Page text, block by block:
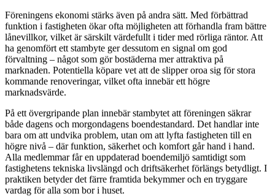
Föreningens ekonomi stärks även på andra sätt. Med förbättrad
funktion i fastigheten ökar ofta möjligheten att förhandla fram bättre
lånevillkor, vilket är särskilt värdefullt i tider med rörliga räntor. Att
ha genomfört ett stambyte ger dessutom en signal om god
förvaltning – något som gör bostäderna mer attraktiva på
marknaden. Potentiella köpare vet att de slipper oroa sig för stora
kommande renoveringar, vilket ofta innebär ett högre
marknadsvärde.
På ett övergripande plan innebär stambytet att föreningen säkrar
både dagens och morgondagens boendestandard. Det handlar inte
bara om att undvika problem, utan om att lyfta fastigheten till en
högre nivå – där funktion, säkerhet och komfort går hand i hand.
Alla medlemmar får en uppdaterad boendemiljö samtidigt som
fastighetens tekniska livslängd och driftsäkerhet förlängs betydligt. I
praktiken betyder det färre framtida bekymmer och en tryggare
vardag för alla som bor i huset.